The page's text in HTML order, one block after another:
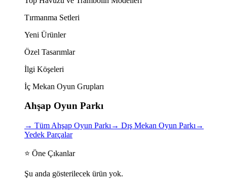
Tırmanma Setleri
Yeni Ürünler
Özel Tasarımlar
İlgi Köşeleri
İç Mekan Oyun Grupları
Ahşap Oyun Parkı
→ Tüm Ahşap Oyun Parkı → Dış Mekan Oyun Parkı →
Yedek Parçalar
⭐ Öne Çıkanlar
Şu anda gösterilecek ürün yok.